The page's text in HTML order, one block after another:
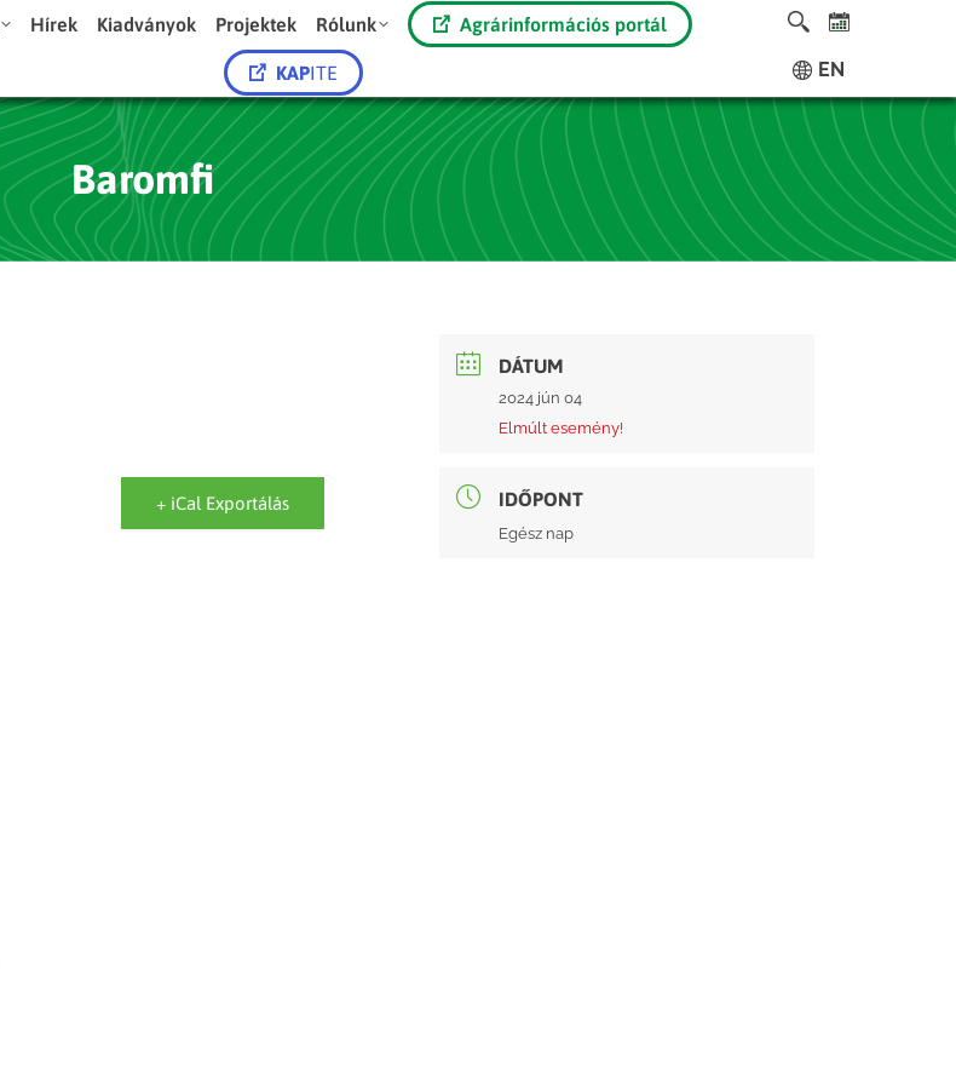
Hírek Kiadványok Projektek Rólunk Agrárinformációs portál
KAPITE EN
Baromfi
+ iCal Exportálás
DÁTUM
2024 jún 04
Elmúlt esemény!
IDŐPONT
Egész nap